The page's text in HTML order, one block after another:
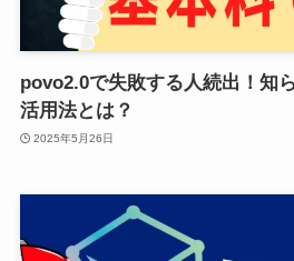
povo2.0で失敗する人続出！知
活用法とは？
2025年5月26日